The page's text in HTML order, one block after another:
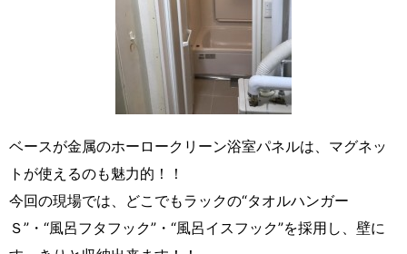
ベースが金属のホーロークリーン浴室パネルは、マグネッ
トが使えるのも魅力的！！
今回の現場では、どこでもラックの“タオルハンガー
Ｓ”・“風呂フタフック”・“風呂イスフック”を採用し、壁に